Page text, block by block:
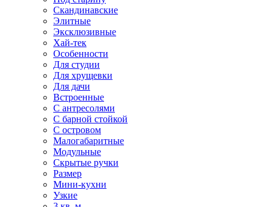
Скандинавские
Элитные
Эксклюзивные
Хай-тек
Особенности
Для студии
Для хрущевки
Для дачи
Встроенные
С антресолями
С барной стойкой
С островом
Малогабаритные
Модульные
Скрытые ручки
Размер
Мини-кухни
Узкие